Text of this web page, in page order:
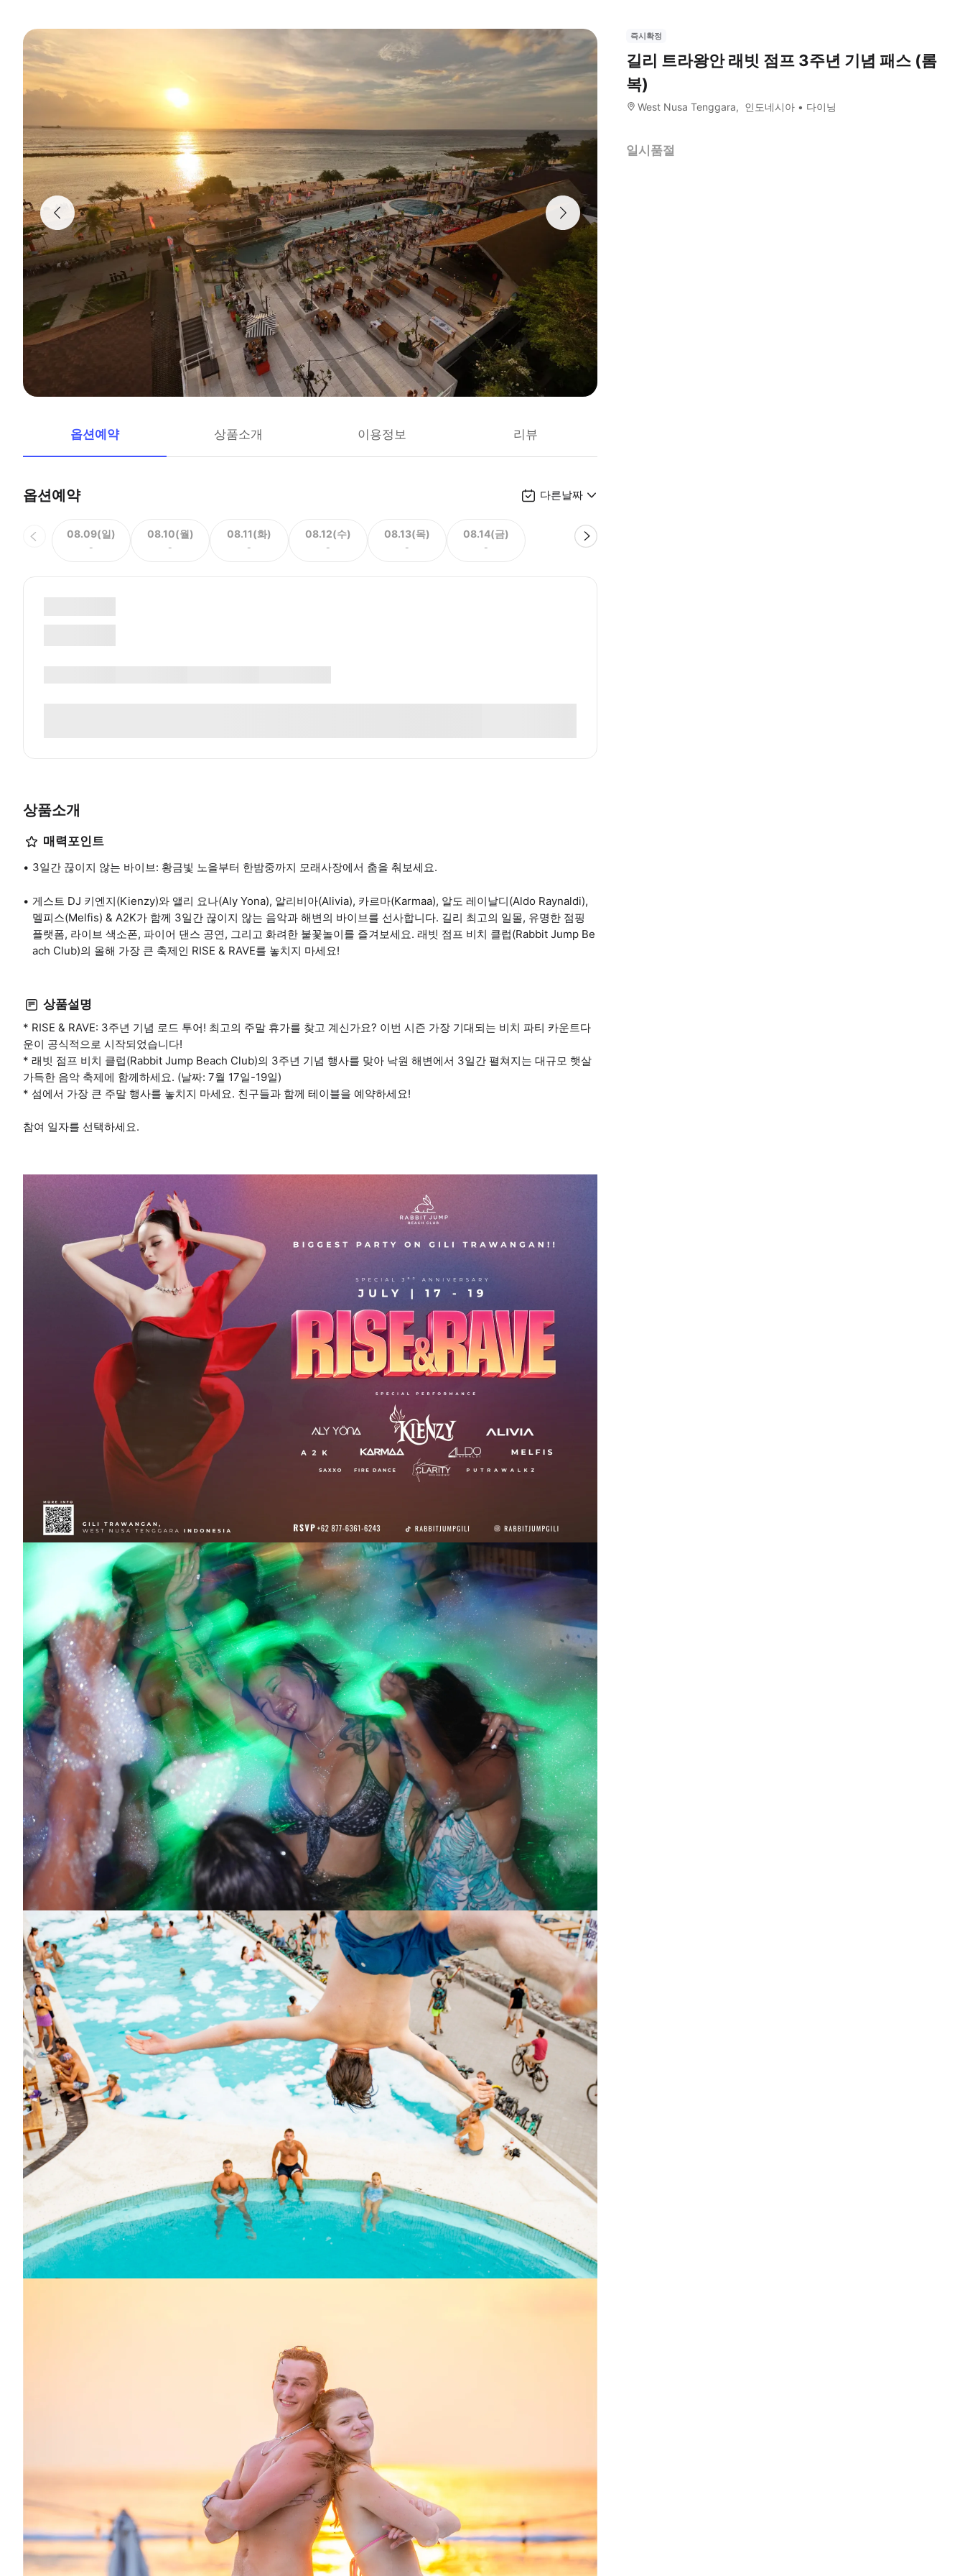
옵션예약 상품소개 이용정보 리뷰
옵션예약 다른날짜
08.09(일)
-
08.10(월)
-
08.11(화)
-
08.12(수)
-
08.13(목)
-
08.14(금)
-
상품소개
매력포인트
3일간 끊이지 않는 바이브: 황금빛 노을부터 한밤중까지 모래사장에서 춤을 춰보세요.
게스트 DJ 키엔지(Kienzy)와 앨리 요나(Aly Yona), 알리비아(Alivia), 카르마(Karmaa), 알도 레이날디(Aldo Raynaldi),
멜피스(Melfis) & A2K가 함께 3일간 끊이지 않는 음악과 해변의 바이브를 선사합니다. 길리 최고의 일몰, 유명한 점핑
플랫폼, 라이브 색소폰, 파이어 댄스 공연, 그리고 화려한 불꽃놀이를 즐겨보세요. 래빗 점프 비치 클럽(Rabbit Jump Be
ach Club)의 올해 가장 큰 축제인 RISE & RAVE를 놓치지 마세요!
상품설명
* RISE & RAVE: 3주년 기념 로드 투어! 최고의 주말 휴가를 찾고 계신가요? 이번 시즌 가장 기대되는 비치 파티 카운트다
운이 공식적으로 시작되었습니다!
* 래빗 점프 비치 클럽(Rabbit Jump Beach Club)의 3주년 기념 행사를 맞아 낙원 해변에서 3일간 펼쳐지는 대규모 햇살
가득한 음악 축제에 함께하세요. (날짜: 7월 17일-19일)
* 섬에서 가장 큰 주말 행사를 놓치지 마세요. 친구들과 함께 테이블을 예약하세요!
참여 일자를 선택하세요.
즉시확정
길리 트라왕안 래빗 점프 3주년 기념 패스 (롬
복)
West Nusa Tenggara 인도네시아 다이닝
일시품절